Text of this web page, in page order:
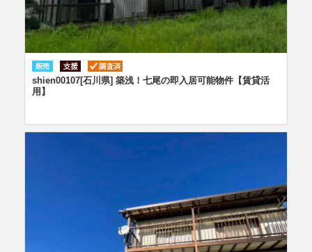
shien00107[石川県] 築浅！七尾の即入居可能物件【賃貸活
用】